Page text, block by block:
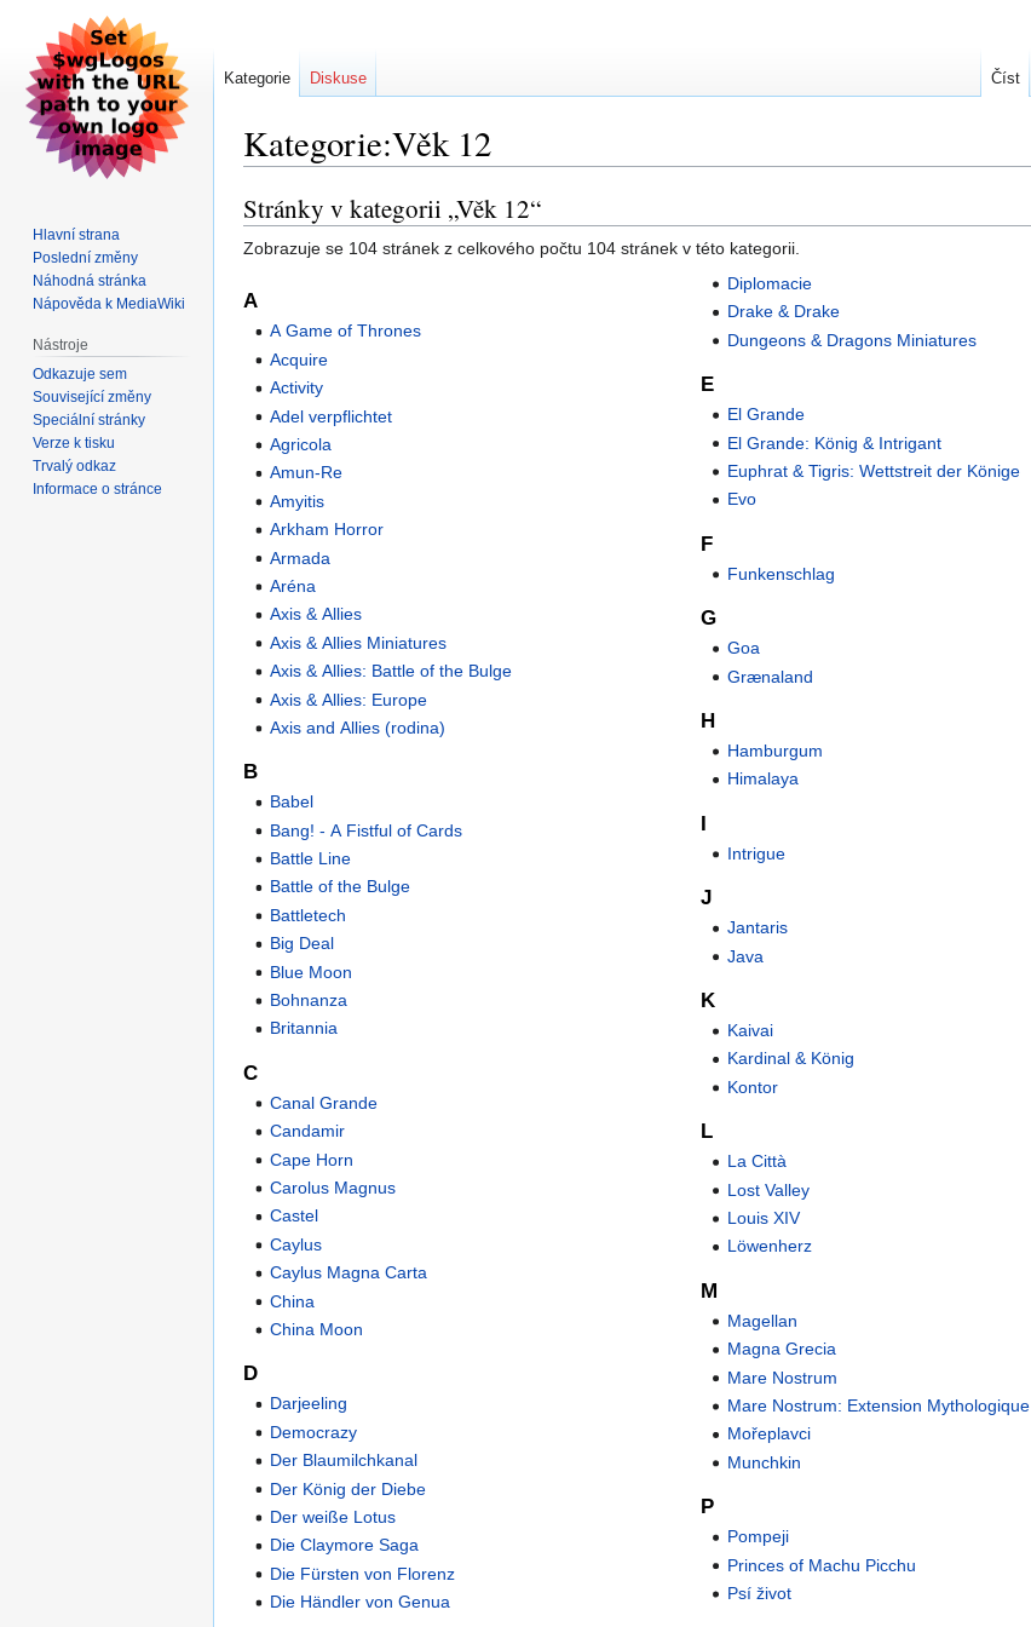
Kategorie:Věk 12
Skočit
na
navigaci
Skočit
na
vyhledávání
Stránky v kategorii „Věk 12“
Zobrazuje se 104 stránek z celkového počtu 104 stránek v této kategorii.
A
A Game of Thrones
Acquire
Activity
Adel verpflichtet
Agricola
Amun-Re
Amyitis
Arkham Horror
Armada
Aréna
Axis & Allies
Axis & Allies Miniatures
Axis & Allies: Battle of the Bulge
Axis & Allies: Europe
Axis and Allies (rodina)
B
Babel
Bang! - A Fistful of Cards
Battle Line
Battle of the Bulge
Battletech
Big Deal
Blue Moon
Bohnanza
Britannia
C
Canal Grande
Candamir
Cape Horn
Carolus Magnus
Castel
Caylus
Caylus Magna Carta
China
China Moon
D
Darjeeling
Democrazy
Der Blaumilchkanal
Der König der Diebe
Der weiße Lotus
Die Claymore Saga
Die Fürsten von Florenz
Die Händler von Genua
Diplomacie
Drake & Drake
Dungeons & Dragons Miniatures
E
El Grande
El Grande: König & Intrigant
Euphrat & Tigris: Wettstreit der Könige
Evo
F
Funkenschlag
G
Goa
Grænaland
H
Hamburgum
Himalaya
I
Intrigue
J
Jantaris
Java
K
Kaivai
Kardinal & König
Kontor
L
La Città
Lost Valley
Louis XIV
Löwenherz
M
Magellan
Magna Grecia
Mare Nostrum
Mare Nostrum: Extension Mythologique
Mořeplavci
Munchkin
P
Pompeji
Princes of Machu Picchu
Psí život
Kategorie Diskuse Číst
Hlavní strana
Poslední změny
Náhodná stránka
Nápověda k MediaWiki
Nástroje
Odkazuje sem
Související změny
Speciální stránky
Verze k tisku
Trvalý odkaz
Informace o stránce